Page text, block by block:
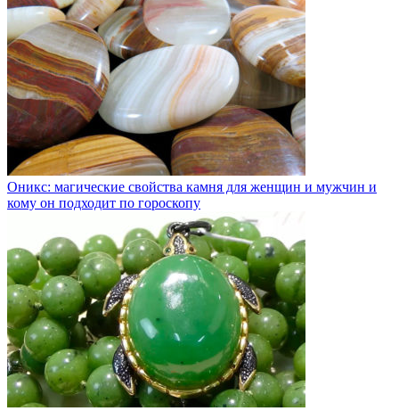
Оникс: магические свойства камня для женщин и мужчин и
кому он подходит по гороскопу